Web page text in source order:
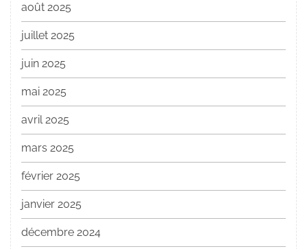
août 2025
juillet 2025
juin 2025
mai 2025
avril 2025
mars 2025
février 2025
janvier 2025
décembre 2024